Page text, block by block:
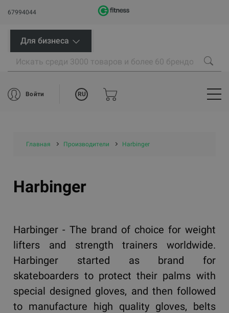
67994044
Для бизнеса
Войти RU
Главная Производители Harbinger
Harbinger
Harbinger - The brand of choice for weight
lifters and strength trainers worldwide.
Harbinger started as brand for
skateboarders to protect their palms with
special designed gloves, and then followed
to manufacture high quality gloves, belts